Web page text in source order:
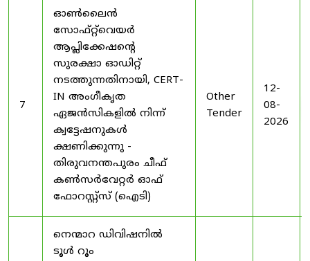
7
ഓൺലൈൻ
സോഫ്റ്റ്‌വെയർ
ആപ്ലിക്കേഷന്റെ
സുരക്ഷാ ഓഡിറ്റ്
നടത്തുന്നതിനായി, CERT-
IN അംഗീകൃത
ഏജൻസികളിൽ നിന്ന്
ക്വട്ടേഷനുകൾ
ക്ഷണിക്കുന്നു -
തിരുവനന്തപുരം ചീഫ്
കൺസർവേറ്റർ ഓഫ്
ഫോറസ്റ്റ്സ് (ഐടി)
Other
Tender
12-
08-
2026
നെന്മാറ ഡിവിഷനിൽ
ടൂൾ റൂം